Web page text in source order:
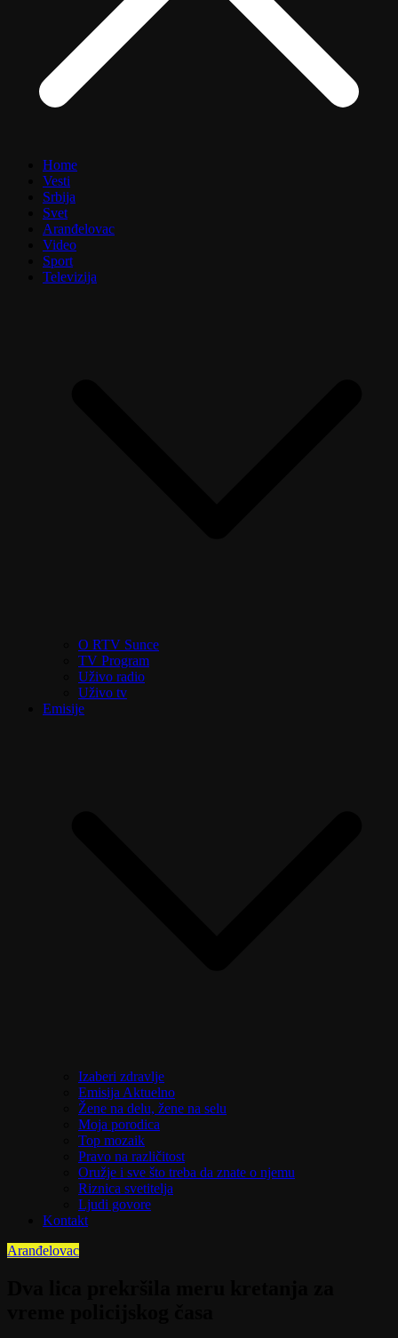
Home
Vesti
Srbija
Svet
Aranđelovac
Video
Sport
Televizija
O RTV Sunce
TV Program
Uživo radio
Uživo tv
Emisije
Izaberi zdravlje
Emisija Aktuelno
Žene na delu, žene na selu
Moja porodica
Top mozaik
Pravo na različitost
Oružje i sve što treba da znate o njemu
Riznica svetitelja
Ljudi govore
Kontakt
Aranđelovac